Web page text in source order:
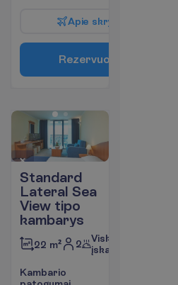
Apie skry
Rezervuo
Standard
Lateral Sea
View tipo
kambarys
22 m² 2
Viskas
įskaičiuota
Kambario